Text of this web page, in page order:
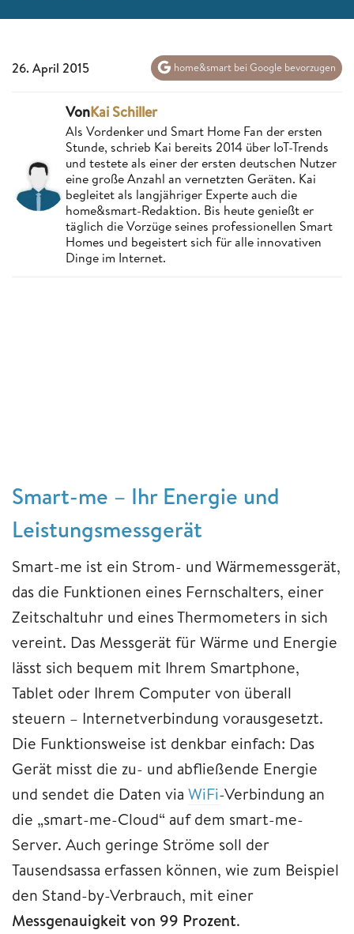
26. April 2015 home&smart bei Google bevorzugen
VonKai Schiller
Als Vordenker und Smart Home Fan der ersten
Stunde, schrieb Kai bereits 2014 über IoT-Trends
und testete als einer der ersten deutschen Nutzer
eine große Anzahl an vernetzten Geräten. Kai
begleitet als langjähriger Experte auch die
home&smart-Redaktion. Bis heute genießt er
täglich die Vorzüge seines professionellen Smart
Homes und begeistert sich für alle innovativen
Dinge im Internet.
Smart-me – Ihr Energie und
Leistungsmessgerät
Smart-me ist ein Strom- und Wärmemessgerät,
das die Funktionen eines Fernschalters, einer
Zeitschaltuhr und eines Thermometers in sich
vereint. Das Messgerät für Wärme und Energie
lässt sich bequem mit Ihrem Smartphone,
Tablet oder Ihrem Computer von überall
steuern – Internetverbindung vorausgesetzt.
Die Funktionsweise ist denkbar einfach: Das
Gerät misst die zu- und abfließende Energie
und sendet die Daten via WiFi-Verbindung an
die „smart-me-Cloud“ auf dem smart-me-
Server. Auch geringe Ströme soll der
Tausendsassa erfassen können, wie zum Beispiel
den Stand-by-Verbrauch, mit einer
Messgenauigkeit von 99 Prozent.